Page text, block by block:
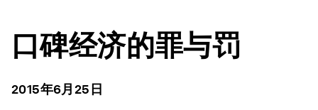
口碑经济的罪与罚
2015年6月25日